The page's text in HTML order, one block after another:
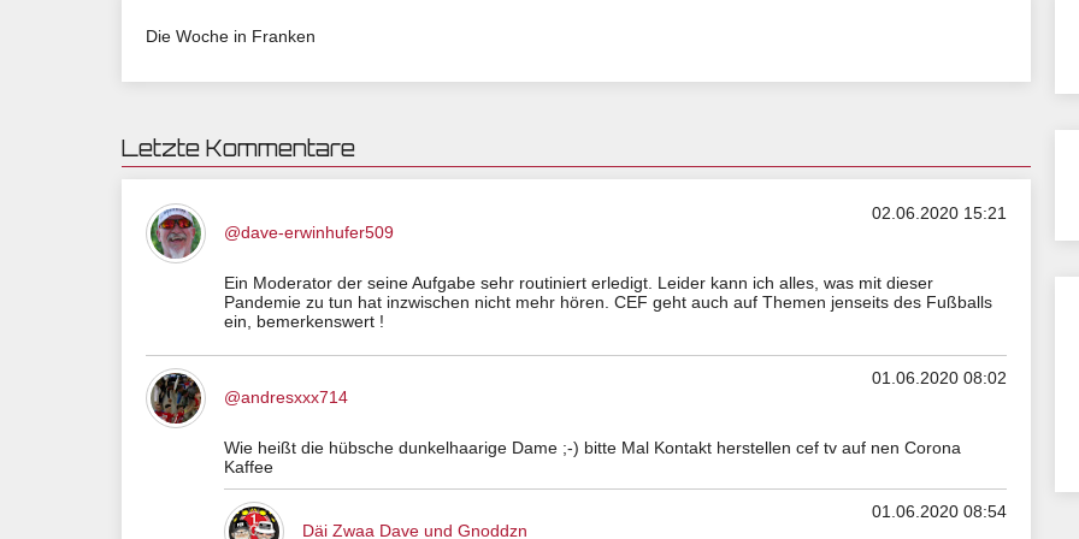
Die Woche in Franken
Letzte Kommentare
02.06.2020 15:21
@dave-erwinhufer509
Ein Moderator der seine Aufgabe sehr routiniert erledigt. Leider kann ich alles, was mit dieser
Pandemie zu tun hat inzwischen nicht mehr hören. CEF geht auch auf Themen jenseits des Fußballs
ein, bemerkenswert !
01.06.2020 08:02
@andresxxx714
Wie heißt die hübsche dunkelhaarige Dame ;-) bitte Mal Kontakt herstellen cef tv auf nen Corona
Kaffee
01.06.2020 08:54
Däi Zwaa Dave und Gnoddzn